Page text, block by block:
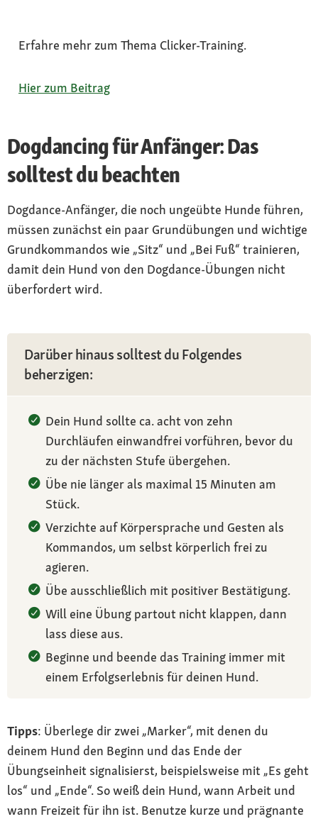
Erfahre mehr zum Thema Clicker-Training.
Hier zum Beitrag
Dogdancing für Anfänger: Das
solltest du beachten
Dogdance-Anfänger, die noch ungeübte Hunde führen,
müssen zunächst ein paar Grundübungen und wichtige
Grundkommandos wie „Sitz“ und „Bei Fuß“ trainieren,
damit dein Hund von den Dogdance-Übungen nicht
überfordert wird.
Darüber hinaus solltest du Folgendes
beherzigen:
Dein Hund sollte ca. acht von zehn
Durchläufen einwandfrei vorführen, bevor du
zu der nächsten Stufe übergehen.
Übe nie länger als maximal 15 Minuten am
Stück.
Verzichte auf Körpersprache und Gesten als
Kommandos, um selbst körperlich frei zu
agieren.
Übe ausschließlich mit positiver Bestätigung.
Will eine Übung partout nicht klappen, dann
lass diese aus.
Beginne und beende das Training immer mit
einem Erfolgserlebnis für deinen Hund.
Tipps: Überlege dir zwei „Marker“, mit denen du
deinem Hund den Beginn und das Ende der
Übungseinheit signalisierst, beispielsweise mit „Es geht
los“ und „Ende“. So weiß dein Hund, wann Arbeit und
wann Freizeit für ihn ist. Benutze kurze und prägnante